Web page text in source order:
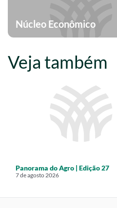
Núcleo Econômico
Veja também
Panorama do Agro | Edição 27
7 de agosto 2026